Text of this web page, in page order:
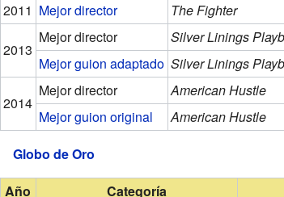
2011 Mejor director The Fighter
2013
Mejor director Silver Linings
Mejor guion adaptado Silver Linings
2014
Mejor director American Hustle
Mejor guion original
American Hustle
Globo de Oro
Año
Categoría